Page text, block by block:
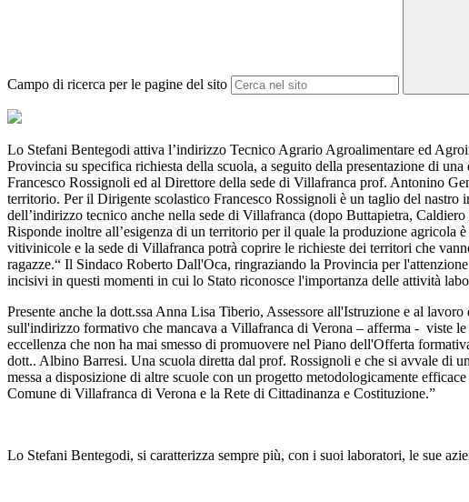
Campo di ricerca per le pagine del sito
Lo Stefani Bentegodi attiva l’indirizzo Tecnico Agrario Agroalimentare ed
Provincia su specifica richiesta della scuola, a seguito della presentazione di
Francesco Rossignoli ed al Direttore della sede di Villafranca prof. Antonino
territorio. Per il Dirigente scolastico Francesco Rossignoli è un taglio del
dell’indirizzo tecnico anche nella sede di Villafranca (dopo Buttapietra,
Risponde inoltre all’esigenza di un territorio per il quale la produzione agricola
vitivinicole e la sede di Villafranca potrà coprire le richieste dei territori che
ragazze.“ Il Sindaco Roberto Dall'Oca, ringraziando la Provincia per
incisivi in questi momenti in cui lo Stato riconosce l'importanza delle attività
Presente anche la dott.ssa Anna Lisa Tiberio, Assessore all'Istruzione e al
sull'indirizzo formativo che mancava a Villafranca di Verona – afferma - viste
eccellenza che non ha mai smesso di promuovere nel Piano dell'Offerta
dott.. Albino Barresi. Una scuola diretta dal prof. Rossignoli e che si avvale di
messa a disposizione di altre scuole con un progetto metodologicamente
Comune di Villafranca di Verona e la Rete di Cittadinanza e Costituzione.”
Lo Stefani Bentegodi, si caratterizza sempre più, con i suoi laboratori, le sue